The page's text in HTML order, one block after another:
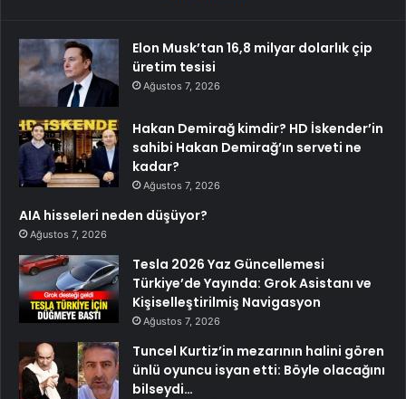
Elon Musk’tan 16,8 milyar dolarlık çip
üretim tesisi
Ağustos 7, 2026
Hakan Demirağ kimdir? HD İskender’in
sahibi Hakan Demirağ’ın serveti ne
kadar?
Ağustos 7, 2026
AIA hisseleri neden düşüyor?
Ağustos 7, 2026
Tesla 2026 Yaz Güncellemesi
Türkiye’de Yayında: Grok Asistanı ve
Kişiselleştirilmiş Navigasyon
Ağustos 7, 2026
Tuncel Kurtiz’in mezarının halini gören
ünlü oyuncu isyan etti: Böyle olacağını
bilseydi…